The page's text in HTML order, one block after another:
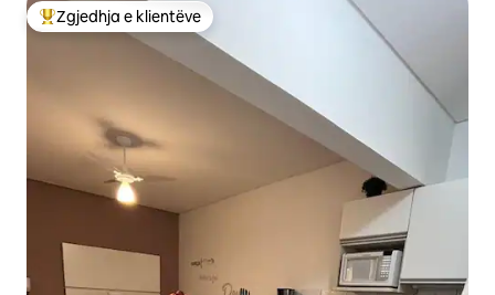
Më të mirat e zgjedhjeve të klientëve
Zgjedhja e klientëve